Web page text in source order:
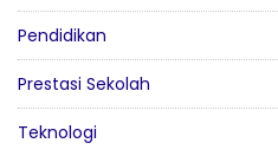
Pendidikan
Prestasi Sekolah
Teknologi